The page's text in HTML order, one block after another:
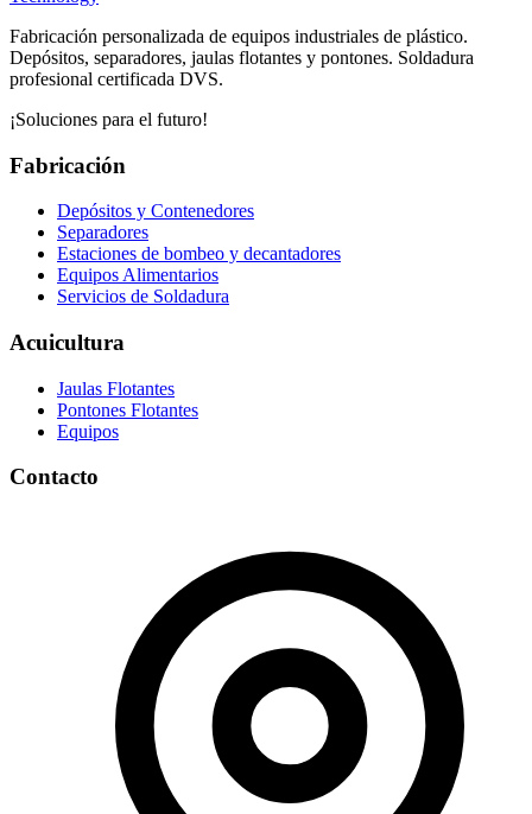
Fabricación personalizada de equipos industriales de plástico.
Depósitos, separadores, jaulas flotantes y pontones. Soldadura
profesional certificada DVS.
¡Soluciones para el futuro!
Fabricación
Depósitos y Contenedores
Separadores
Estaciones de bombeo y decantadores
Equipos Alimentarios
Servicios de Soldadura
Acuicultura
Jaulas Flotantes
Pontones Flotantes
Equipos
Contacto